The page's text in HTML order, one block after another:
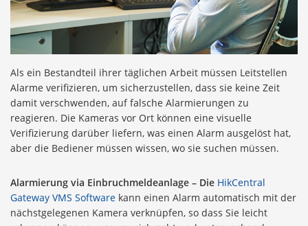
Als ein Bestandteil ihrer täglichen Arbeit müssen Leitstellen
Alarme verifizieren, um sicherzustellen, dass sie keine Zeit
damit verschwenden, auf falsche Alarmierungen zu
reagieren. Die Kameras vor Ort können eine visuelle
Verifizierung darüber liefern, was einen Alarm ausgelöst hat,
aber die Bediener müssen wissen, wo sie suchen müssen.
Alarmierung via Einbruchmeldeanlage – Die HikCentral
Gateway VMS Software kann einen Alarm automatisch mit der
nächstgelegenen Kamera verknüpfen, so dass Sie leicht